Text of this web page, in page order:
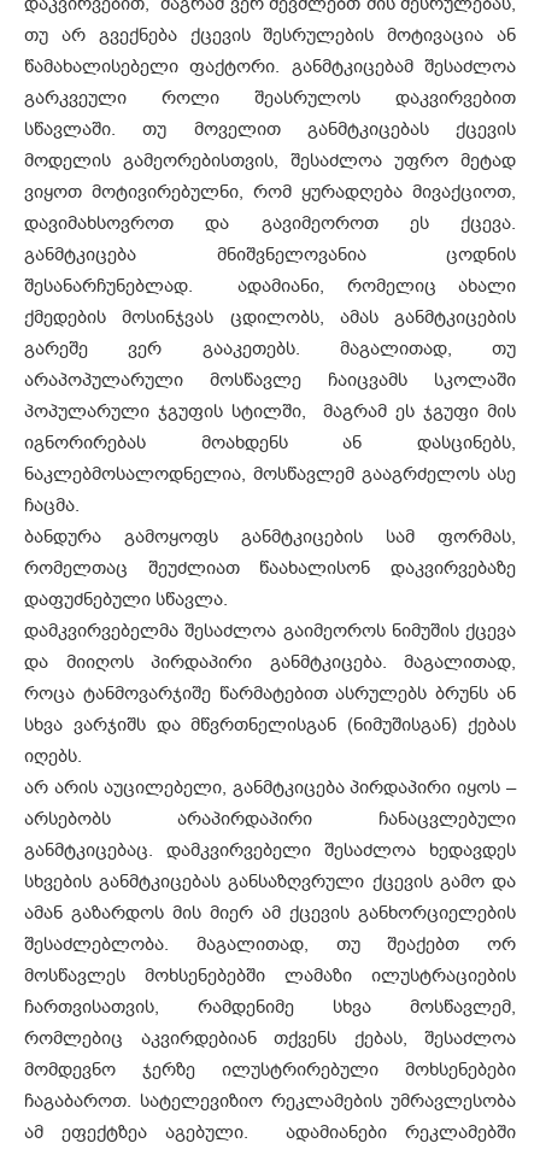
თუ არ გვექნება ქცევის შესრულების მოტივაცია ან
წამახალისებელი ფაქტორი. განმტკიცებამ შესაძლოა
გარკვეული როლი შეასრულოს დაკვირვებით
სწავლაში. თუ მოველით განმტკიცებას ქცევის
მოდელის გამეორებისთვის, შესაძლოა უფრო მეტად
ვიყოთ მოტივირებულნი, რომ ყურადღება მივაქციოთ,
დავიმახსოვროთ და გავიმეოროთ ეს ქცევა.
განმტკიცება მნიშვნელოვანია ცოდნის
შესანარჩუნებლად. ადამიანი, რომელიც ახალი
ქმედების მოსინჯვას ცდილობს, ამას განმტკიცების
გარეშე ვერ გააკეთებს. მაგალითად, თუ
არაპოპულარული მოსწავლე ჩაიცვამს სკოლაში
პოპულარული ჯგუფის სტილში, მაგრამ ეს ჯგუფი მის
იგნორირებას მოახდენს ან დასცინებს,
ნაკლებმოსალოდნელია, მოსწავლემ გააგრძელოს ასე
ჩაცმა.
ბანდურა გამოყოფს განმტკიცების სამ ფორმას,
რომელთაც შეუძლიათ წაახალისონ დაკვირვებაზე
დაფუძნებული სწავლა.
დამკვირვებელმა შესაძლოა გაიმეოროს ნიმუშის ქცევა
და მიიღოს პირდაპირი განმტკიცება. მაგალითად,
როცა ტანმოვარჯიშე წარმატებით ასრულებს ბრუნს ან
სხვა ვარჯიშს და მწვრთნელისგან (ნიმუშისგან) ქებას
იღებს.
არ არის აუცილებელი, განმტკიცება პირდაპირი იყოს –
არსებობს არაპირდაპირი ჩანაცვლებული
განმტკიცებაც. დამკვირვებელი შესაძლოა ხედავდეს
სხვების განმტკიცებას განსაზღვრული ქცევის გამო და
ამან გაზარდოს მის მიერ ამ ქცევის განხორციელების
შესაძლებლობა. მაგალითად, თუ შეაქებთ ორ
მოსწავლეს მოხსენებებში ლამაზი ილუსტრაციების
ჩართვისათვის, რამდენიმე სხვა მოსწავლემ,
რომლებიც აკვირდებიან თქვენს ქებას, შესაძლოა
მომდევნო ჯერზე ილუსტრირებული მოხსენებები
ჩაგაბაროთ. სატელევიზიო რეკლამების უმრავლესობა
ამ ეფექტზეა აგებული. ადამიანები რეკლამებში